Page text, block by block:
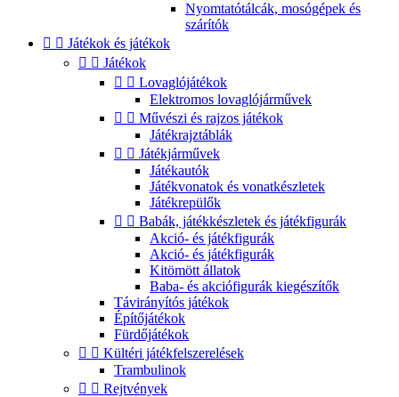
Nyomtatótálcák, mosógépek és
szárítók
  Játékok és játékok
  Játékok
  Lovaglójátékok
Elektromos lovaglójárművek
  Művészi és rajzos játékok
Játékrajztáblák
  Játékjárművek
Játékautók
Játékvonatok és vonatkészletek
Játékrepülők
  Babák, játékkészletek és játékfigurák
Akció- és játékfigurák
Akció- és játékfigurák
Kitömött állatok
Baba- és akciófigurák kiegészítők
Távirányítós játékok
Építőjátékok
Fürdőjátékok
  Kültéri játékfelszerelések
Trambulinok
  Rejtvények